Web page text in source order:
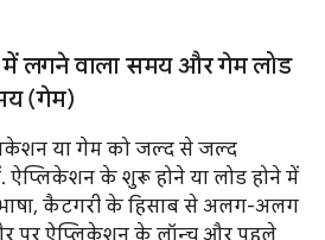
लगने वाला समय और गेम लोड
(गेम)
या गेम को जल्द से जल्द
ऐप्लिकेशन के शुरू होने या लोड होने में
कैटगरी के हिसाब से अलग-अलग